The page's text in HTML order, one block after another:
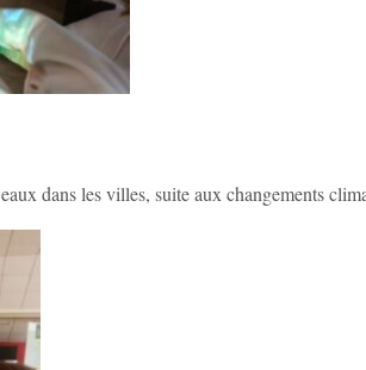
dans les villes, suite aux changements